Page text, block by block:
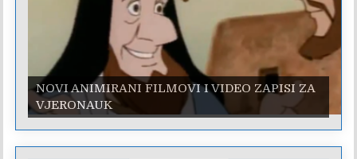
NOVI ANIMIRANI FILMOVI I VIDEO ZAPISI ZA
VJERONAUK
NOVI ANIMIRANI FILMOVI I VIDEO ZAPISI ZA
VJERONAUK